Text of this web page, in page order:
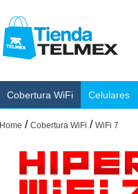
Cobertura WiFi Celulares
Home / Cobertura WiFi / WiFi 7